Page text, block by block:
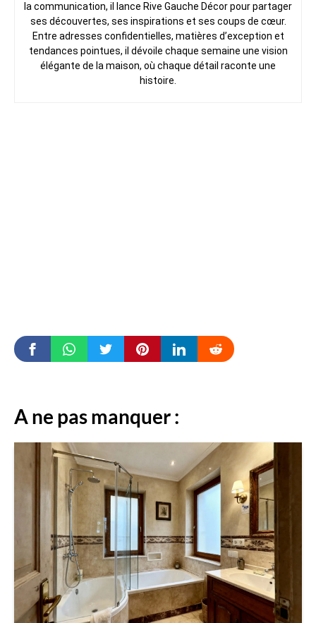
la communication, il lance Rive Gauche Décor pour partager
ses découvertes, ses inspirations et ses coups de cœur.
Entre adresses confidentielles, matières d’exception et
tendances pointues, il dévoile chaque semaine une vision
élégante de la maison, où chaque détail raconte une
histoire.
A ne pas manquer :